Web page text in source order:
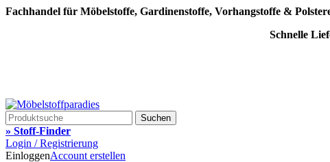
Fachhandel für Möbelstoffe, Gardinenstoffe, Vorhangstoffe &
Schnelle
Suchen
» Stoff-Finder
Login / Registrierung
EinloggenAccount erstellen